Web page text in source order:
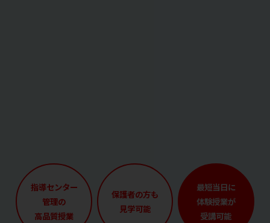
指導センター
管理の
高品質授業
保護者の方も
見学可能
最短当日に
体験授業が
受講可能